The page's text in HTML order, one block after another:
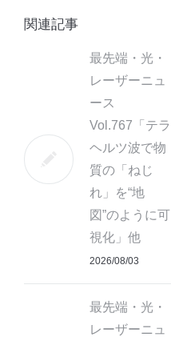
関連記事
最先端・光・
レーザーニュ
ース
Vol.767「テラ
ヘルツ波で物
質の「ねじ
れ」を“地
図”のように可
視化」他
2026/08/03
最先端・光・
レーザーニュ